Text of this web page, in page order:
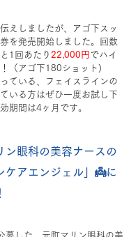
えしましたが、アゴ下スッ
を発売開始しました。回数
1回あたり 22,000円 でハイ
（アゴ下180ショット)
ている、フェイスラインの
いる方はぜひ一度お試し下
期間は4ヶ月です。
ン眼科の美容ナースの
ケアエンジェル」👼に